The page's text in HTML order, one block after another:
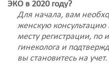
ЭКО в 2020 году?
Для начала, вам
женскую консультацию
месту регистрации, по
гинеколога и
вы становитесь на